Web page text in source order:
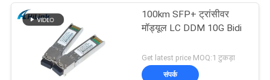
100km SFP+ ट्रांसीवर
मॉड्यूल LC DDM 10G Bidi
Get latest price MOQ:1 टुकड़ा
संपर्क